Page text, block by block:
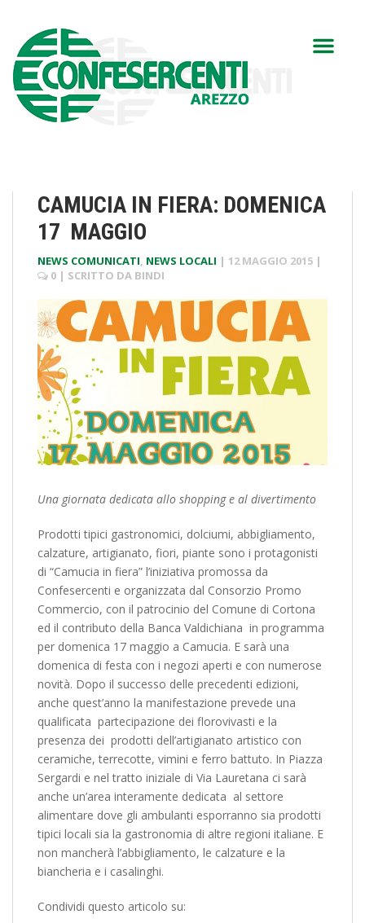
CAMUCIA IN FIERA: DOMENICA
17 MAGGIO
NEWS COMUNICATI, NEWS LOCALI | 12 MAGGIO 2015 |
0 | SCRITTO DA BINDI
Una giornata dedicata allo shopping e al divertimento
Prodotti tipici gastronomici, dolciumi, abbigliamento,
calzature, artigianato, fiori, piante sono i protagonisti
di “Camucia in fiera” l’iniziativa promossa da
Confesercenti e organizzata dal Consorzio Promo
Commercio, con il patrocinio del Comune di Cortona
ed il contributo della Banca Valdichiana in programma
per domenica 17 maggio a Camucia. E sarà una
domenica di festa con i negozi aperti e con numerose
novità. Dopo il successo delle precedenti edizioni,
anche quest’anno la manifestazione prevede una
qualificata partecipazione dei florovivasti e la
presenza dei prodotti dell’artigianato artistico con
ceramiche, terrecotte, vimini e ferro battuto. In Piazza
Sergardi e nel tratto iniziale di Via Lauretana ci sarà
anche un’area interamente dedicata al settore
alimentare dove gli ambulanti esporranno sia prodotti
tipici locali sia la gastronomia di altre regioni italiane. E
non mancherà l’abbigliamento, le calzature e la
biancheria e i casalinghi.
Condividi questo articolo su: